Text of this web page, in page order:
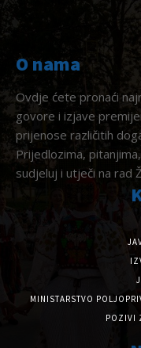
O nama
Ovdje ćete pronaći
govore i izjave
prijenose različitih
Prijedlozima,
sudjeluj i utječi na rad
MINISTARSTVO
POZIVI